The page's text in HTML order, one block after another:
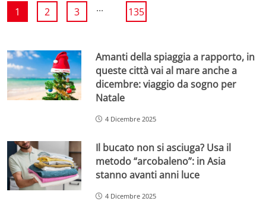
1 2 3 ... 135
Amanti della spiaggia a rapporto, in
queste città vai al mare anche a
dicembre: viaggio da sogno per
Natale
4 Dicembre 2025
Il bucato non si asciuga? Usa il
metodo “arcobaleno”: in Asia
stanno avanti anni luce
4 Dicembre 2025